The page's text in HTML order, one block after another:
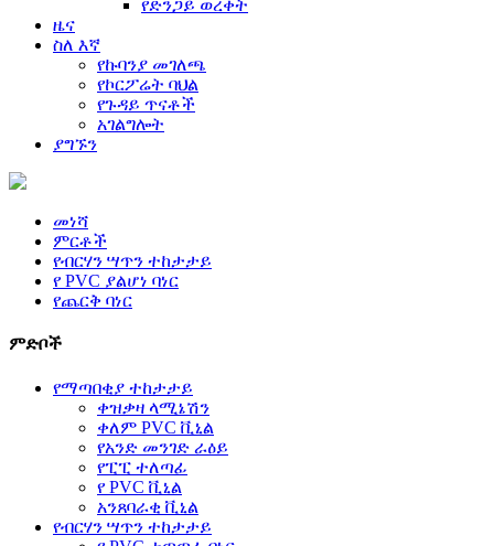
የድንጋይ ወረቀት
ዜና
ስለ እኛ
የኩባንያ መገለጫ
የኮርፖሬት ባህል
የጉዳይ ጥናቶች
አገልግሎት
ያግኙን
መነሻ
ምርቶች
የብርሃን ሣጥን ተከታታይ
የ PVC ያልሆነ ባነር
የጨርቅ ባነር
ምድቦች
የማጣበቂያ ተከታታይ
ቀዝቃዛ ላሚኔሽን
ቀለም PVC ቪኒል
የአንድ መንገድ ራዕይ
የፒፒ ተለጣፊ
የ PVC ቪኒል
አንጸባራቂ ቪኒል
የብርሃን ሣጥን ተከታታይ